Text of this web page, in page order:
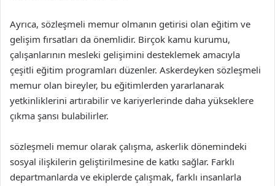
Ayrıca, sözleşmeli memur olmanın getirisi olan eğitim ve
gelişim fırsatları da önemlidir. Birçok kamu kurumu,
çalışanlarının mesleki gelişimini desteklemek amacıyla
çeşitli eğitim programları düzenler. Askerdeyken sözleşmeli
memur olan bireyler, bu eğitimlerden yararlanarak
yetkinliklerini artırabilir ve kariyerlerinde daha yükseklere
çıkma şansı bulabilirler.
sözleşmeli memur olarak çalışma, askerlik dönemindeki
sosyal ilişkilerin geliştirilmesine de katkı sağlar. Farklı
departmanlarda ve ekiplerde çalışmak, farklı insanlarla